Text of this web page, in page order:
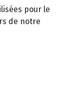
pour le
de notre